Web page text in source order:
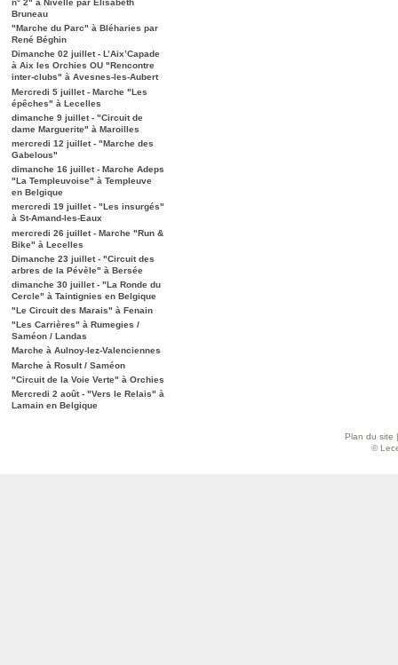
n° 2" à Nivelle par Elisabeth
Bruneau
"Marche du Parc" à Bléharies par
René Béghin
Dimanche 02 juillet - L’Aix’Capade
à Aix les Orchies OU "Rencontre
inter-clubs" à Avesnes-les-Aubert
Mercredi 5 juillet - Marche "Les
épêches" à Lecelles
dimanche 9 juillet - "Circuit de
dame Marguerite" à Maroilles
mercredi 12 juillet - "Marche des
Gabelous"
dimanche 16 juillet - Marche Adeps
"La Templeuvoise" à Templeuve
en Belgique
mercredi 19 juillet - "Les insurgés"
à St-Amand-les-Eaux
mercredi 26 juillet - Marche "Run &
Bike" à Lecelles
Dimanche 23 juillet - "Circuit des
arbres de la Pévèle" à Bersée
dimanche 30 juillet - "La Ronde du
Cercle" à Taintignies en Belgique
"Le Circuit des Marais" à Fenain
"Les Carrières" à Rumegies /
Saméon / Landas
Marche à Aulnoy-lez-Valenciennes
Marche à Rosult / Saméon
"Circuit de la Voie Verte" à Orchies
Mercredi 2 août - "Vers le Relais" à
Lamain en Belgique
Plan du site
©